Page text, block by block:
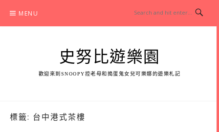
content
MENU
史努比遊樂園
歡迎來到SNOOPY控老母和搗蛋鬼女兒可樂娜的遊樂札記
標籤: 台中港式茶樓